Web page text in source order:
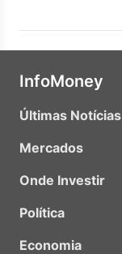
InfoMoney
Últimas Notícias
Mercados
Onde Investir
Política
Economia